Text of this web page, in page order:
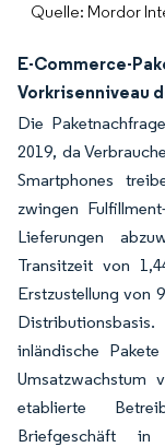
Quelle: Mordor
E-
Vorkrisenniveau
Die
2019, da
Smartphones
zwingen
Lieferungen
Transitzeit von
Erstzustellung von
inländische
etablierte
Briefgeschäft in